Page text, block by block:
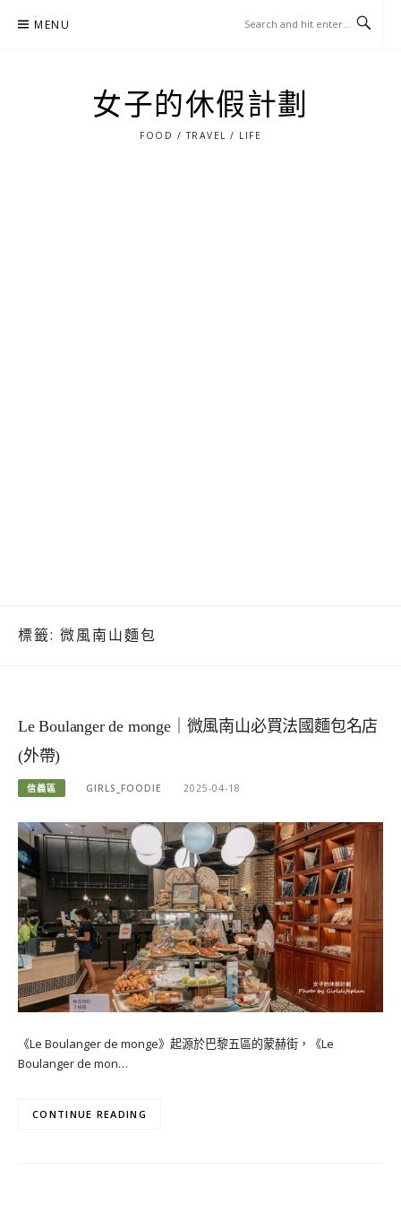
MENU
女子的休假計劃
FOOD / TRAVEL / LIFE
標籤: 微風南山麵包
Le Boulanger de monge｜微風南山必買法國麵包名店
(外帶)
信義區 GIRLS_FOODIE 2025-04-18
《Le Boulanger de monge》起源於巴黎五區的蒙赫街，《Le
Boulanger de mon…
CONTINUE READING